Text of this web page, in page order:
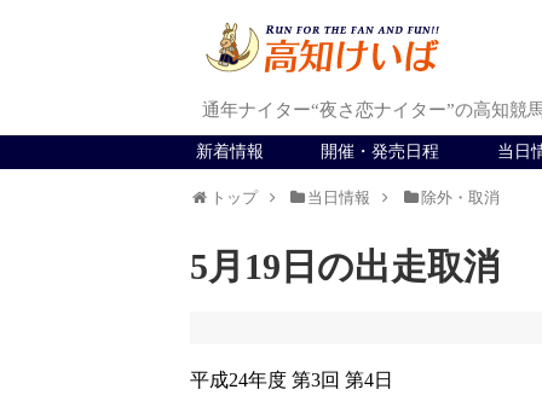
通年ナイター“夜さ恋ナイター”の高知競
新着情報 開催・発売日程 当日
トップ 当日情報 除外・取消
5月19日の出走取消
平成24年度 第3回 第4日